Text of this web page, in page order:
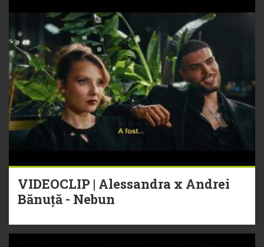
VIDEOCLIP | Alessandra x Andrei
Bănuță - Nebun